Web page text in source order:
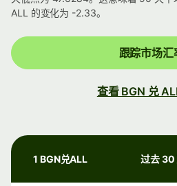
ALL 的变化为 -2.33。
跟踪市场汇
查看 BGN 兑
1 BGN兑ALL 过去 30